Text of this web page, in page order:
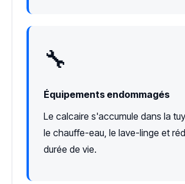
🔧
Équipements endommagés
Le calcaire s'accumule dans la
le chauffe-eau, le lave-linge et
durée de vie.